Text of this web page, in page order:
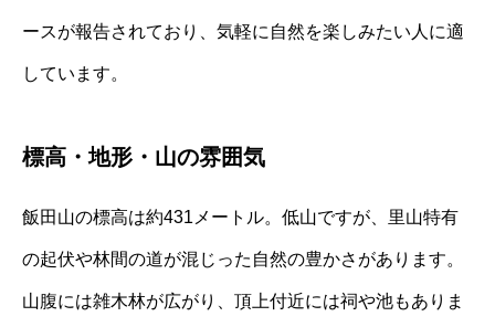
ースが報告されており、気軽に自然を楽しみたい人に適
しています。
標高・地形・山の雰囲気
飯田山の標高は約431メートル。低山ですが、里山特有
の起伏や林間の道が混じった自然の豊かさがあります。
山腹には雑木林が広がり、頂上付近には祠や池もありま